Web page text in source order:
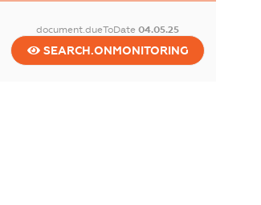
document.dueToDate04.05.25
SEARCH.ONMONITORING